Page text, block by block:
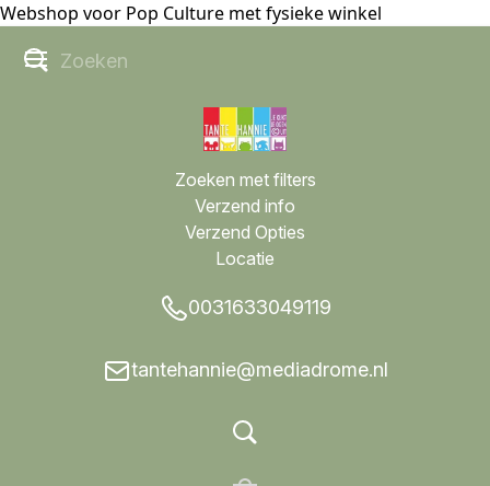
Webshop voor Pop Culture met fysieke winkel
Zoeken met filters
Verzend info
Verzend Opties
Locatie
0031633049119
tantehannie@mediadrome.nl